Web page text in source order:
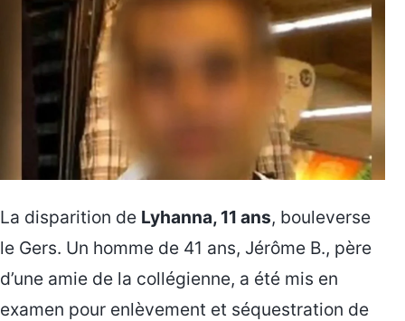
La disparition de Lyhanna, 11 ans, bouleverse
le Gers. Un homme de 41 ans, Jérôme B., père
d’une amie de la collégienne, a été mis en
examen pour enlèvement et séquestration de